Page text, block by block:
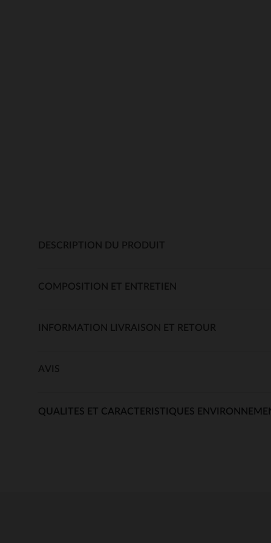
DESCRIPTION DU PRODUIT
COMPOSITION ET ENTRETIEN
INFORMATION LIVRAISON ET RETOUR
AVIS
QUALITES ET CARACTERISTIQUES